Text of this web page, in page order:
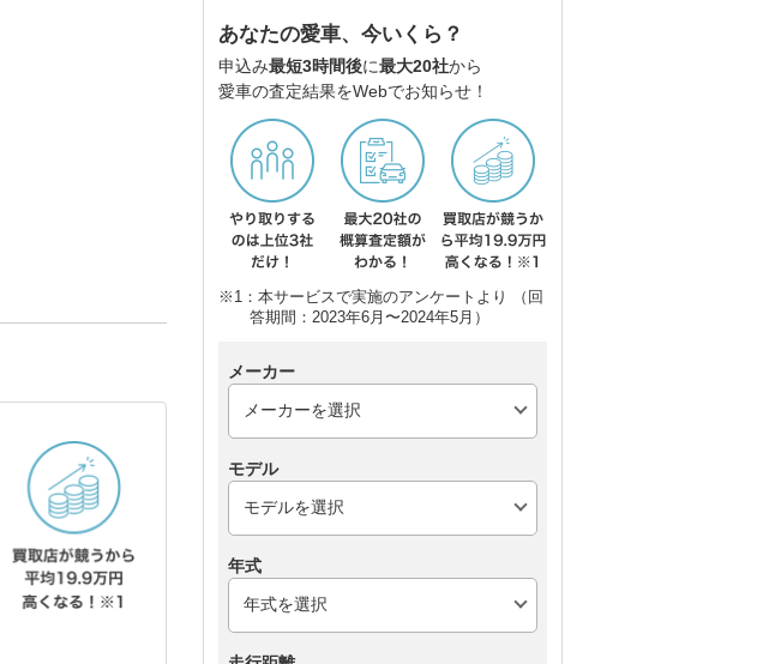
あなたの愛車、今いくら？
申込み最短3時間後に最大20社から
愛車の査定結果をWebでお知らせ！
※1：本サービスで実施のアンケートより （回
答期間：2023年6月〜2024年5月）
メーカー
モデル
年式